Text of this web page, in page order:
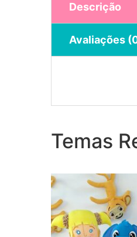
Descrição
Avaliações
Temas